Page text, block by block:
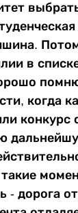
в
когда
конкурс
- дорога